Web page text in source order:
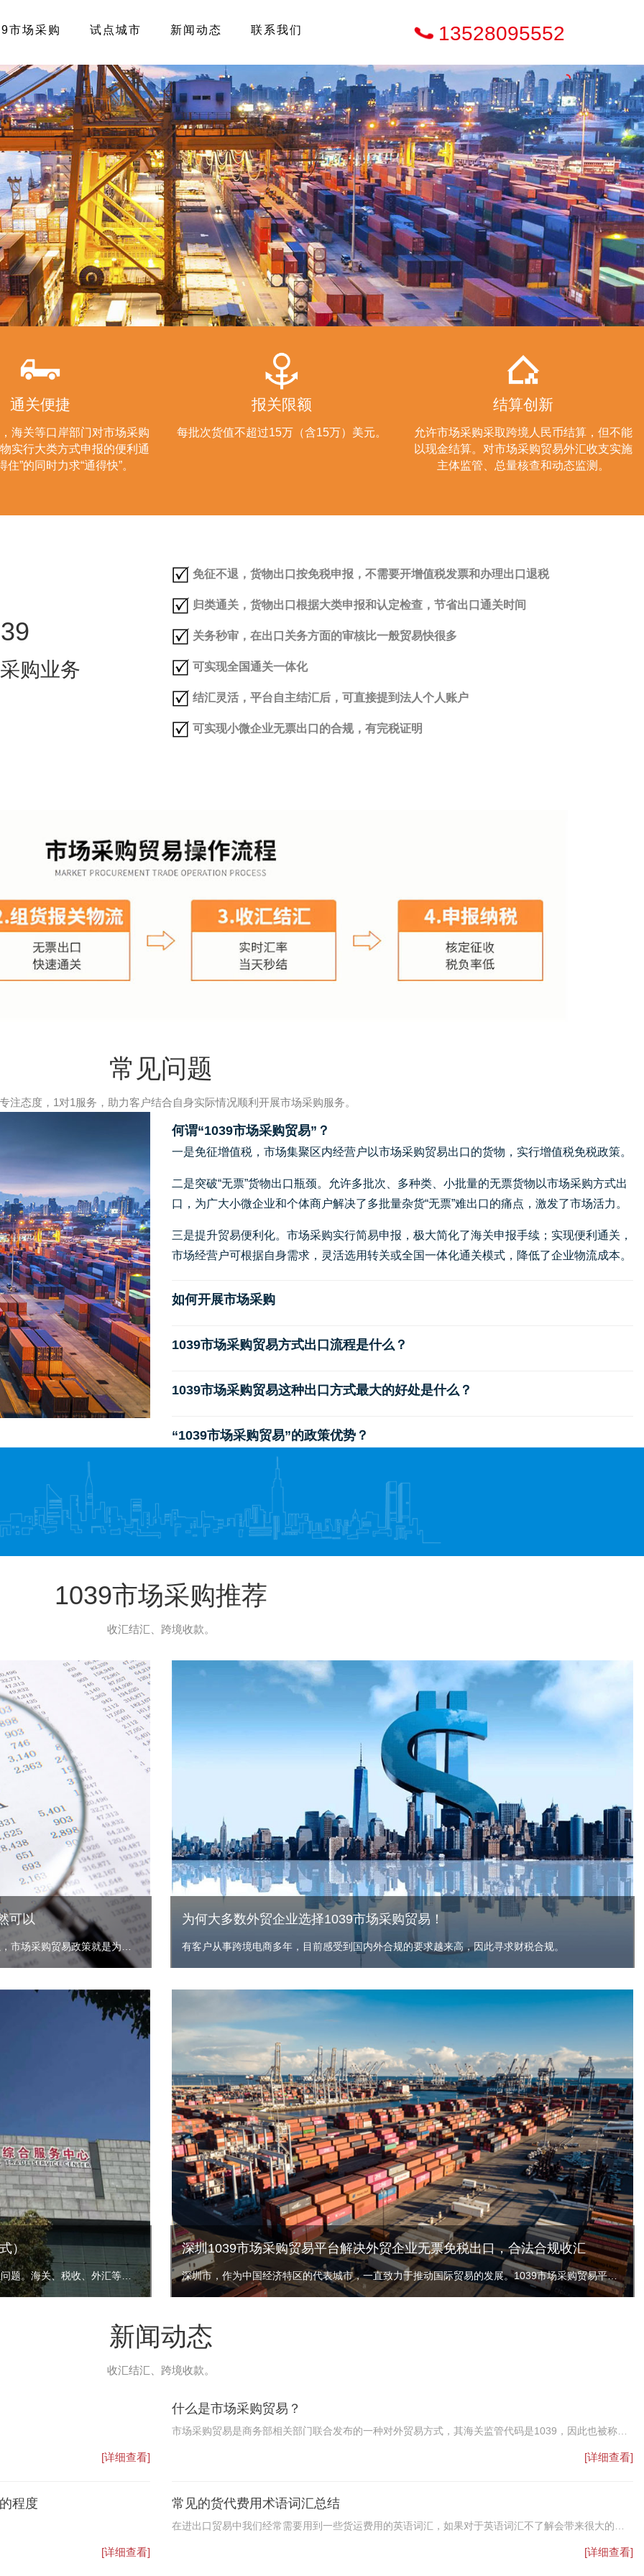
市场采购 试点城市 新闻动态 联系我们 13528095552
通关便捷
海关等口岸部门对市场采购
实行大类方式申报的便利通
住”的同时力求“通得快”。
报关限额
每批次货值不超过15万（含15万）美元。
结算创新
允许市场采购采取跨境人民币结算，但不能
以现金结算。对市场采购贸易外汇收支实施
主体监管、总量核查和动态监测。
购业务
免征不退，货物出口按免税申报，不需要开增值税发票和办理出口退税
归类通关，货物出口根据大类申报和认定检查，节省出口通关时间
关务秒审，在出口关务方面的审核比一般贸易快很多
可实现全国通关一体化
结汇灵活，平台自主结汇后，可直接提到法人个人账户
可实现小微企业无票出口的合规，有完税证明
常见问题
注态度，1对1服务，助力客户结合自身实际情况顺利开展市场采购服务。
何谓“1039市场采购贸易”？
一是免征增值税，市场集聚区内经营户以市场采购贸易出口的货物，实行增值税免税政策。
二是突破“无票”货物出口瓶颈。允许多批次、多种类、小批量的无票货物以市场采购方式出
口，为广大小微企业和个体商户解决了多批量杂货“无票”难出口的痛点，激发了市场活力。
三是提升贸易便利化。市场采购实行简易申报，极大简化了海关申报手续；实现便利通关，
市场经营户可根据自身需求，灵活选用转关或全国一体化通关模式，降低了企业物流成本。
如何开展市场采购
1039市场采购贸易方式出口流程是什么？
1039市场采购贸易这种出口方式最大的好处是什么？
“1039市场采购贸易”的政策优势？
1039市场采购推荐
收汇结汇、跨境收款。
可以 为何大多数外贸企业选择1039市场采购贸易！
有客户从事跨境电商多年，目前感受到国内外合规的要求越来高，因此寻求财税合规。
） 深圳1039市场采购贸易平台解决外贸企业无票免税出口，合法合规收汇
深圳市，作为中国经济特区的代表城市，一直致力于推动国际贸易的发展。1039市场采购贸易平台，作为深圳市政府重点扶持的项目之一，不仅提供了一站式的交易、物流、结算等服务，而且在解决外贸企业无票免税出口和合法合规收汇方面发挥了重要作用。
新闻动态
收汇结汇、跨境收款。
[详细查看]
程度
[详细查看]
什么是市场采购贸易？
市场采购贸易是商务部相关部门联合发布的一种对外贸易方式，其海关监管代码是1039，因此也被称
聚区内采购商品的、单票报关单商品货值15万（含15万）美元以下、并在采购地办理出口通关手续的贸
[详细查看]
常见的货代费用术语词汇总结
在进出口贸易中我们经常需要用到一些货运费用的英语词汇，如果对于英语词汇不了解会带来很大的不
[详细查看]